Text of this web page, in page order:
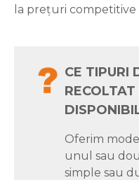
la prețuri competitive
CE TIPURI
Oferim
unul sau
simple sau